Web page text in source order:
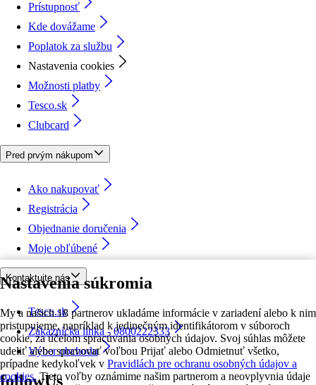
Nastavenia súkromia
My a našich 18 partnerov ukladáme informácie v zariadení alebo k nim
pristupujeme, napríklad k jedinečným identifikátorom v súboroch
cookie, za účelom spracúvania osobných údajov. Svoj súhlas môžete
udeliť alebo spravovať voľbou Prijať alebo Odmietnuť všetko,
prípadne kedykoľvek v Pravidlách pre ochranu osobných údajov a
cookies. Tieto voľby oznámime našim partnerom a neovplyvnia údaje
Prístupnosť
Kde dovážame
Poplatok za službu
Nastavenia cookies
Možnosti platby
Tesco.sk
Clubcard
Pred prvým nákupom
Ako nakupovať
Registrácia
Objednanie doručenia
Moje obľúbené
Kontaktujte nás
Tesco.sk
Zákaznícka linka - 0800222333
Výber obchodu
followUs